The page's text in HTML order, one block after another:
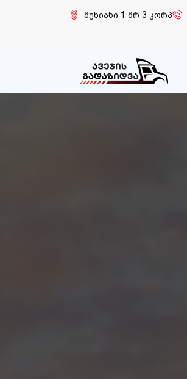
მუხიანი 1 მრ 3 კორპ